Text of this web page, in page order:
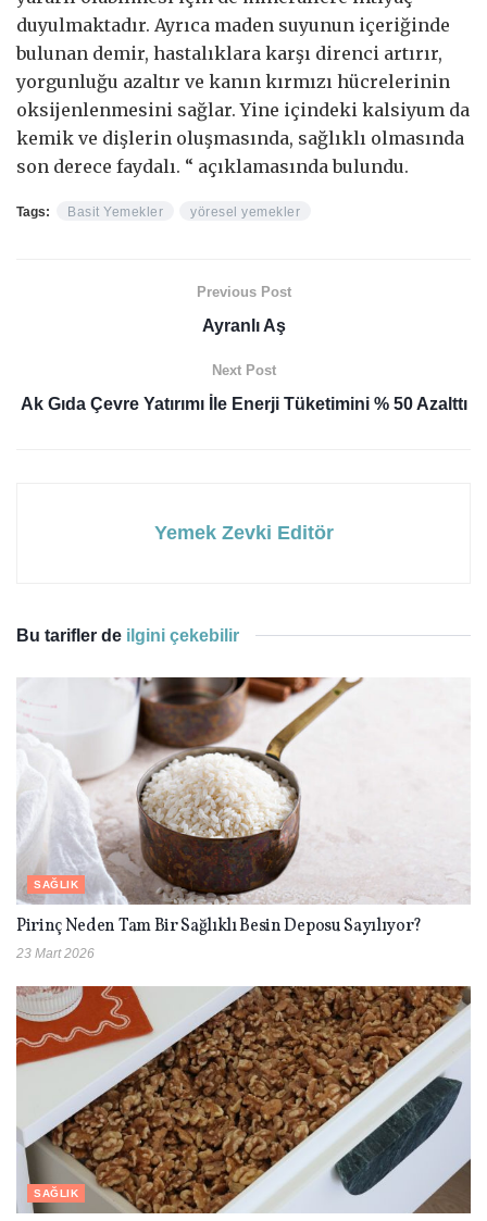
duyulmaktadır. Ayrıca maden suyunun içeriğinde
bulunan demir, hastalıklara karşı direnci artırır,
yorgunluğu azaltır ve kanın kırmızı hücrelerinin
oksijenlenmesini sağlar. Yine içindeki kalsiyum da
kemik ve dişlerin oluşmasında, sağlıklı olmasında
son derece faydalı. “ açıklamasında bulundu.
Tags: Basit Yemekler yöresel yemekler
Previous Post
Ayranlı Aş
Next Post
Ak Gıda Çevre Yatırımı İle Enerji Tüketimini % 50 Azalttı
Yemek Zevki Editör
Bu tarifler de ilgini çekebilir
SAĞLIK
Pirinç Neden Tam Bir Sağlıklı Besin Deposu Sayılıyor?
23 Mart 2026
SAĞLIK